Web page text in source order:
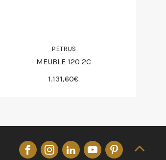
PETRUS
MEUBLE 120 2C
1.131,60€